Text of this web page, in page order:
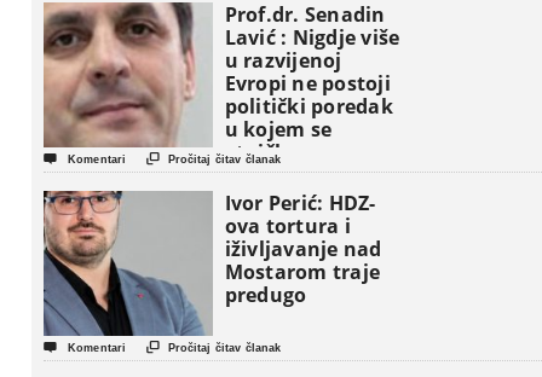
Prof.dr. Senadin
Lavić : Nigdje više
u razvijenoj
Evropi ne postoji
politički poredak
u kojem se
etničke grupe
pojavljuju kao
osnovne
političke jedinice
 Komentari  Pročitaj čitav članak
Ivor Perić: HDZ-
ova tortura i
iživljavanje nad
Mostarom traje
predugo
 Komentari  Pročitaj čitav članak